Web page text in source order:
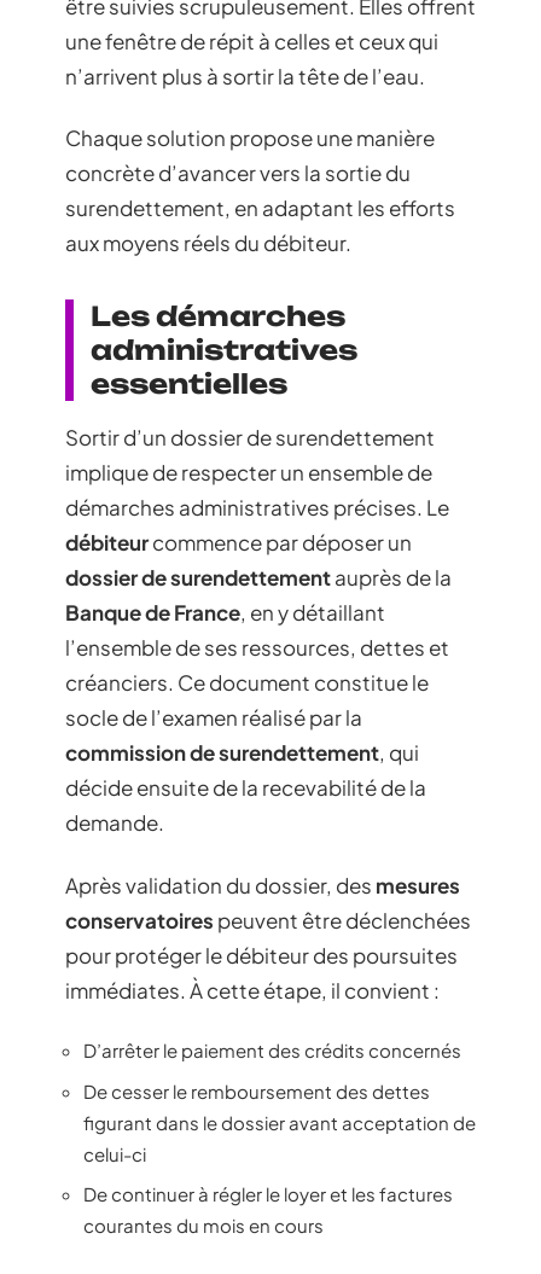
être suivies scrupuleusement. Elles offrent
une fenêtre de répit à celles et ceux qui
n’arrivent plus à sortir la tête de l’eau.
Chaque solution propose une manière
concrète d’avancer vers la sortie du
surendettement, en adaptant les efforts
aux moyens réels du débiteur.
Les démarches
administratives
essentielles
Sortir d’un dossier de surendettement
implique de respecter un ensemble de
démarches administratives précises. Le
débiteurcommence par déposer un
dossier de surendettementauprès de la
Banque de France, en y détaillant
l’ensemble de ses ressources, dettes et
créanciers. Ce document constitue le
socle de l’examen réalisé par la
commission de surendettement, qui
décide ensuite de la recevabilité de la
demande.
Après validation du dossier, des mesures
conservatoires peuvent être déclenchées
pour protéger le débiteur des poursuites
immédiates. À cette étape, il convient :
D’arrêter le paiement des crédits concernés
De cesser le remboursement des dettes
figurant dans le dossier avant acceptation de
celui-ci
De continuer à régler le loyer et les factures
courantes du mois en cours